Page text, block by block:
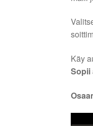
Käy
Sopii